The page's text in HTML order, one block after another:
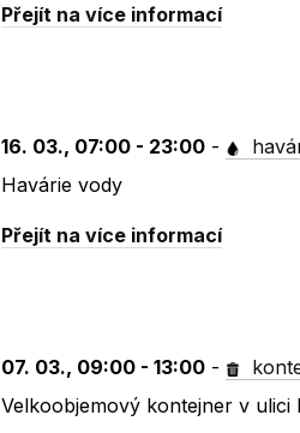
Přejít na více informací
16. 03., 07:00 - 23:00 -
Havárie vody
Přejít na více informací
07. 03., 09:00 - 13:00 -
Velkoobjemový kontejner v ulici